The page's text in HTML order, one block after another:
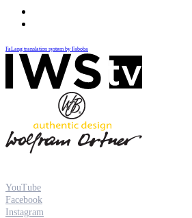
FaLang translation system by Faboba
YouTube
Facebook
Instagram